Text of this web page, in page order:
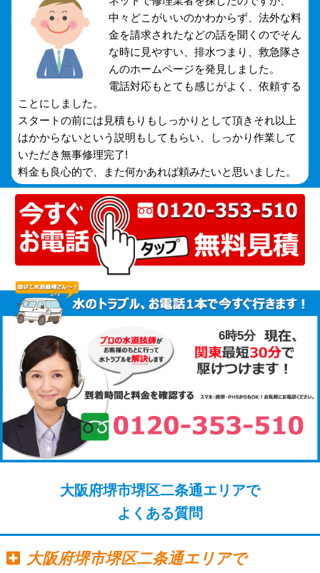
中々どこがいいのかわからず、法外な料
金を請求されたなどの話を聞くのでそん
な時に見やすい、排水つまり、救急隊さ
んのホームページを発見しました。
電話対応もとても感じがよく、依頼する
ことにしました。
スタートの前には見積もりもしっかりとして頂きそれ以上
はかからないという説明もしてもらい、しっかり作業して
いただき無事修理完了!
料金も良心的で、また何かあれば頼みたいと思いました。
6時5分
大阪府堺市堺区二条通エリアで
よくある質問
大阪府堺市堺区二条通エリアで